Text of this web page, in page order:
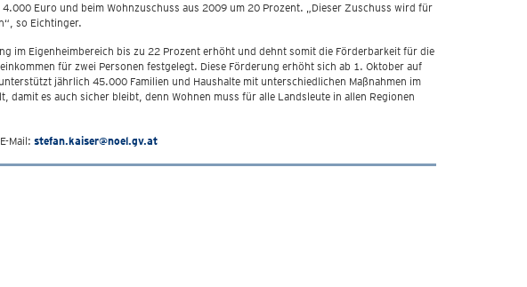
Euro und beim Wohnzuschuss aus 2009 um 20 Prozent. „Dieser Zuschuss wird für
so Eichtinger.
im Eigenheimbereich bis zu 22 Prozent erhöht und dehnt somit die Förderbarkeit für die
für zwei Personen festgelegt. Diese Förderung erhöht sich ab 1. Oktober auf
jährlich 45.000 Familien und Haushalte mit unterschiedlichen Maßnahmen im
es auch sicher bleibt, denn Wohnen muss für alle Landsleute in allen Regionen
Mail: stefan.kaiser@noel.gv.at